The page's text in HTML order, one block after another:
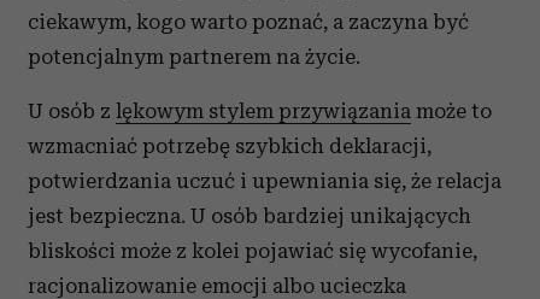
ciekawym, kogo warto poznać, a zaczyna być
potencjalnym partnerem na życie.
U osób z lękowym stylem przywiązania może to
wzmacniać potrzebę szybkich deklaracji,
potwierdzania uczuć i upewniania się, że relacja
jest bezpieczna. U osób bardziej unikających
bliskości może z kolei pojawiać się wycofanie,
racjonalizowanie emocji albo ucieczka